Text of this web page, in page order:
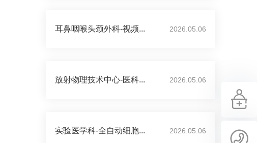
耳鼻咽喉头颈外科-视频... 2026.05.06
放射物理技术中心-医科... 2026.05.06
实验医学科-全自动细胞... 2026.05.06